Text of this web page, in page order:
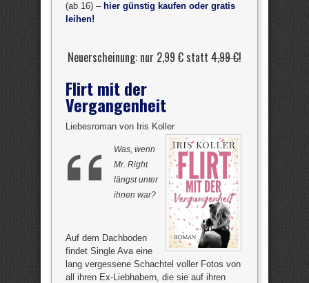
(ab 16) – hier günstig kaufen oder gratis
leihen!
Neuerscheinung: nur 2,99 € statt 4,99 €!
Flirt mit der
Vergangenheit
Liebesroman von Iris Koller
Was, wenn
Mr. Right
längst unter
ihnen war?
Auf dem Dachboden
findet Single Ava eine
lang vergessene Schachtel voller Fotos von
all ihren Ex-Liebhabern, die sie auf ihren